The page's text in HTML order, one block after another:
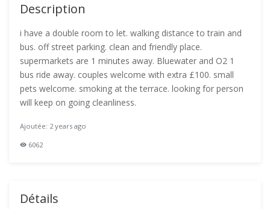
Description
i have a double room to let. walking distance to train and
bus. off street parking. clean and friendly place.
supermarkets are 1 minutes away. Bluewater and O2 1
bus ride away. couples welcome with extra £100. small
pets welcome. smoking at the terrace. looking for person
will keep on going cleanliness.
Ajoutée: 2 years ago
6062
Détails